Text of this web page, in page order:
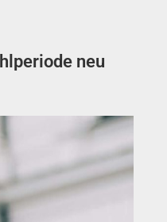
neu